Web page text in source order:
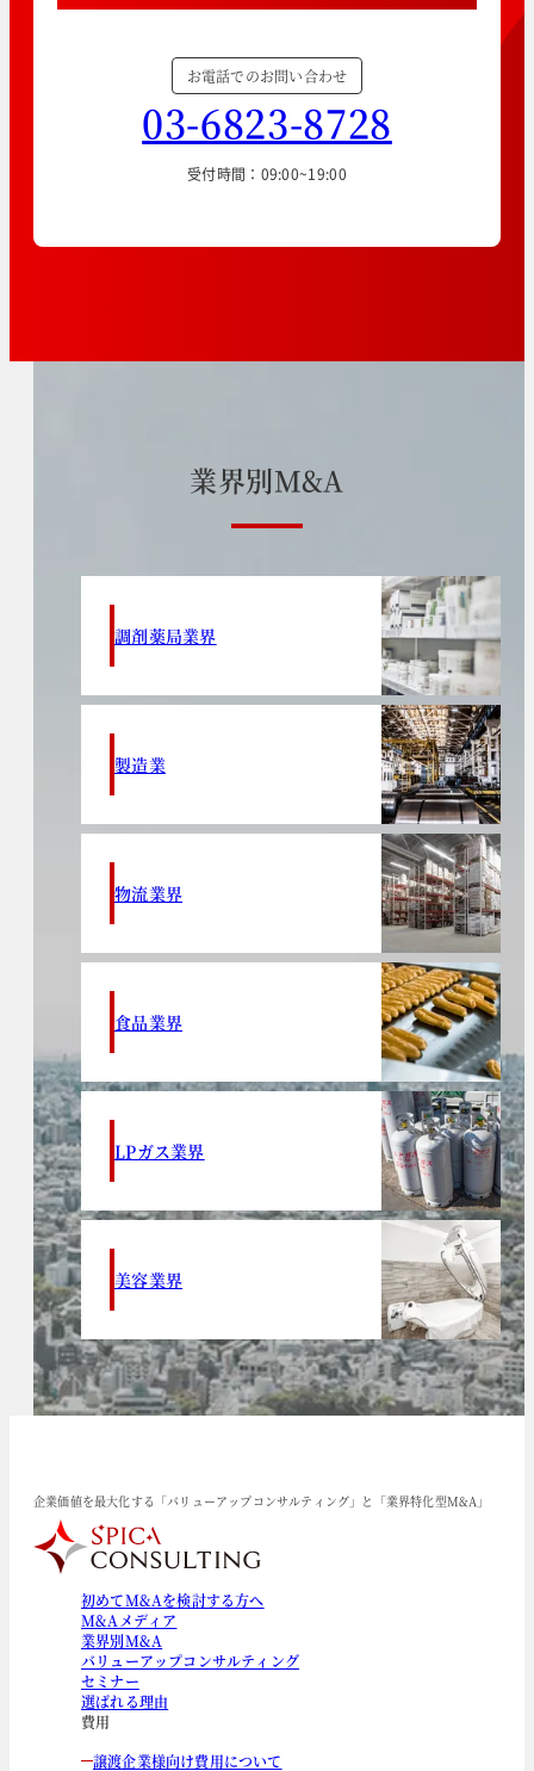
お電話でのお問い合わせ
03-6823-8728
受付時間：09:00~19:00
業界別M&A
調剤薬局業界
製造業
物流業界
食品業界
LPガス業界
美容業界
企業価値を最大化する「バリューアップコンサルティング」と「業界特化型M&A」
初めてM&Aを検討する方へ
M&Aメディア
業界別M&A
バリューアップコンサルティング
セミナー
選ばれる理由
費用
譲渡企業様向け費用について